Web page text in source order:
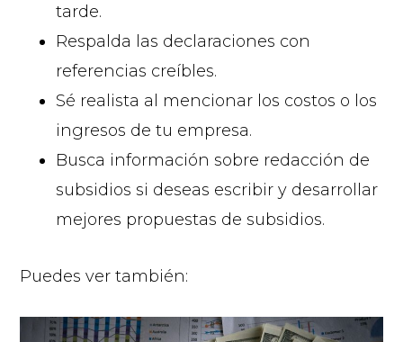
tarde.
Respalda las declaraciones con
referencias creíbles.
Sé realista al mencionar los costos o los
ingresos de tu empresa.
Busca información sobre redacción de
subsidios si deseas escribir y desarrollar
mejores propuestas de subsidios.
Puedes ver también: